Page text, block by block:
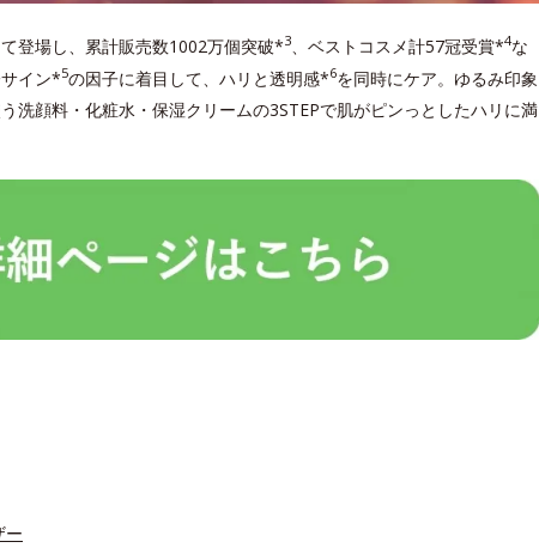
登場し、累計販売数1002万個突破*3 、ベストコスメ計57冠受賞*4な
イン*5の因子に着目して、ハリと透明感*6を同時にケア。ゆるみ印象
洗顔料・化粧水・保湿クリームの3STEPで肌がピンっとしたハリに満
ー